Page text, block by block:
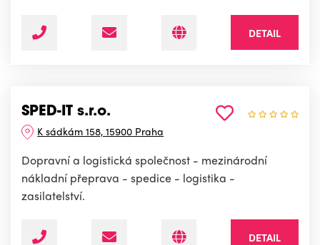
DETAIL
SPED-IT s.r.o.
K sádkám 158, 15900 Praha
Dopravní a logistická společnost - mezinárodní
nákladní přeprava - spedice - logistika -
zasilatelství.
DETAIL